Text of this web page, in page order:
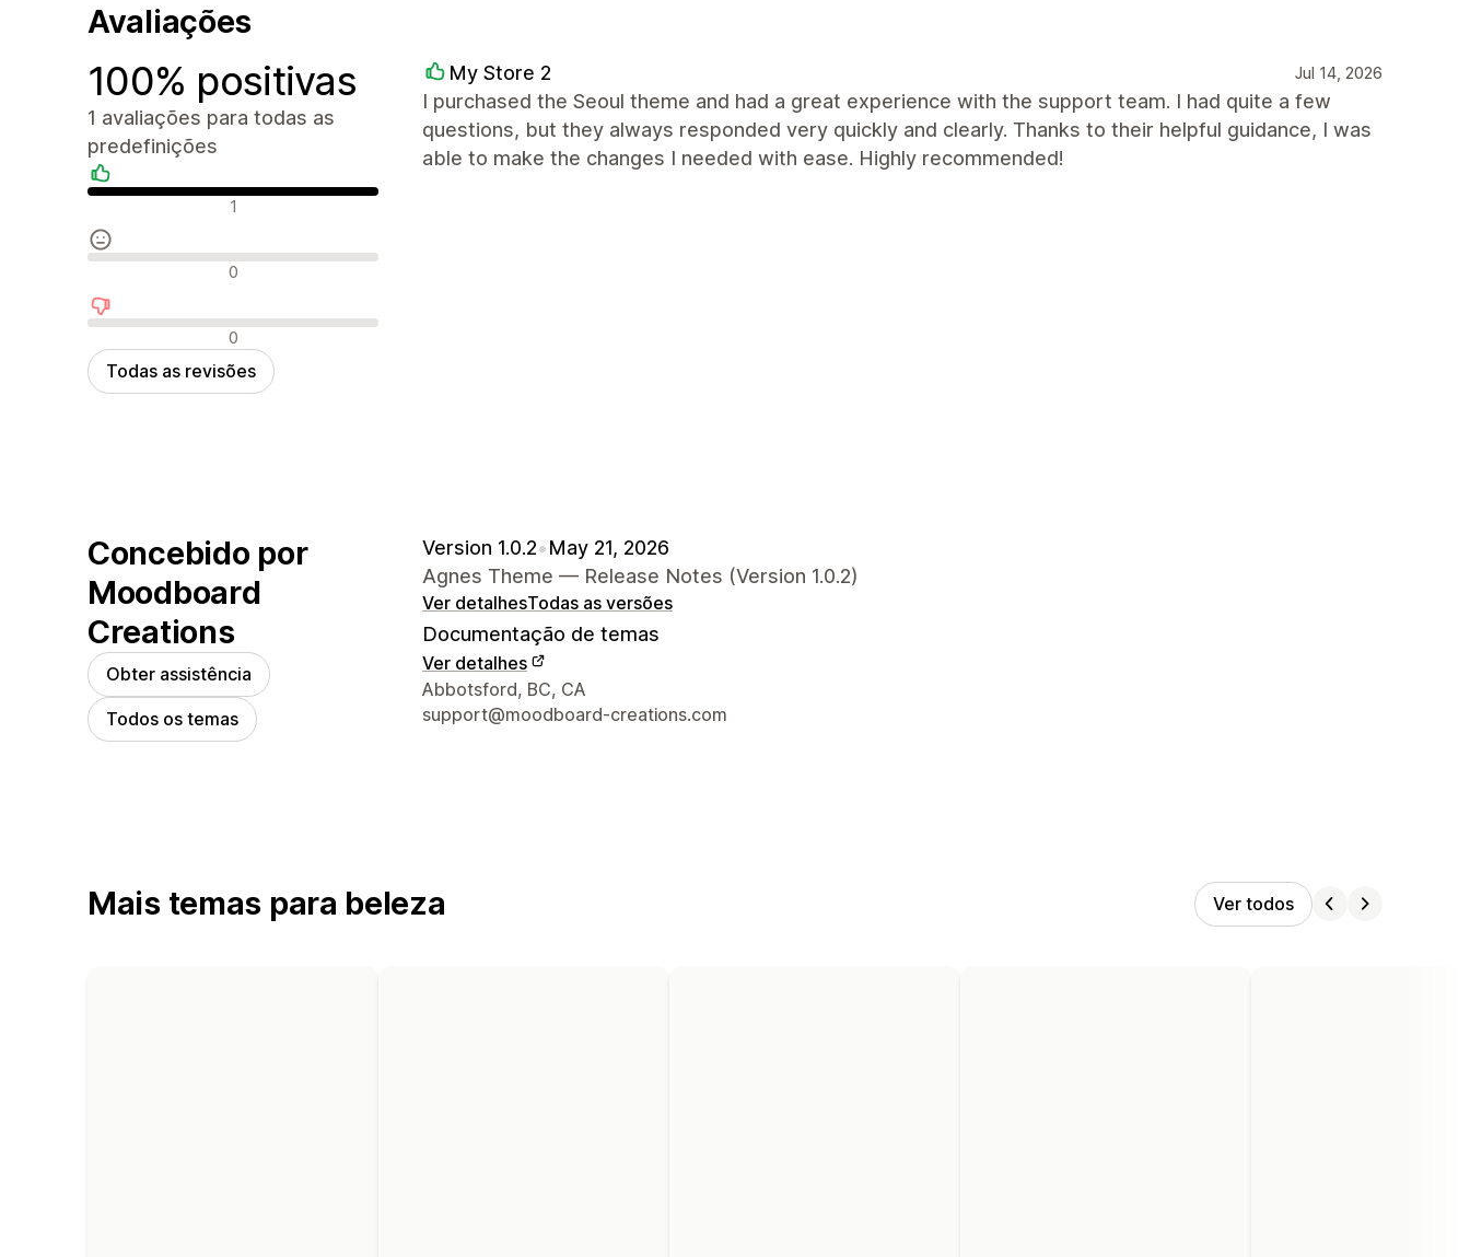
Avaliações
100% positivas
1 avaliações para todas as
predefinições
Avaliações positivas
1
Avaliações neutras
0
Avaliações negativas
0
Todas as revisões
My Store 2 Jul 14, 2026
I purchased the Seoul theme and had a great experience with the support team. I had quite a few
questions, but they always responded very quickly and clearly. Thanks to their helpful guidance, I was
able to make the changes I needed with ease. Highly recommended!
Concebido por
Moodboard
Creations
Obter assistência
Todos os temas
Version 1.0.2•May 21, 2026
Agnes Theme — Release Notes (Version 1.0.2)
Ver detalhesTodas as versões
Documentação de temas
Ver detalhes
Detalhes de contacto do designer
Abbotsford, BC, CA
support@moodboard-creations.com
Mais temas para beleza Ver todos